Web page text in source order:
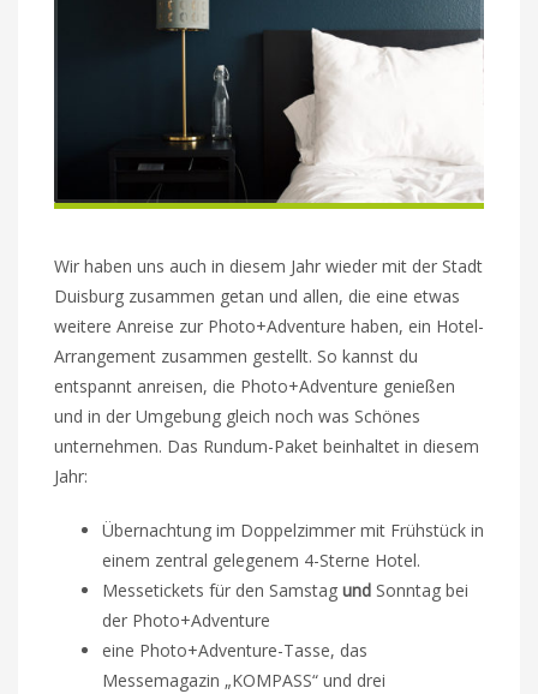
Wir haben uns auch in diesem Jahr wieder mit der Stadt
Duisburg zusammen getan und allen, die eine etwas
weitere Anreise zur Photo+Adventure haben, ein Hotel-
Arrangement zusammen gestellt. So kannst du
entspannt anreisen, die Photo+Adventure genießen
und in der Umgebung gleich noch was Schönes
unternehmen. Das Rundum-Paket beinhaltet in diesem
Jahr:
Übernachtung im Doppelzimmer mit Frühstück in
einem zentral gelegenem 4-Sterne Hotel.
Messetickets für den Samstag und Sonntag bei
der Photo+Adventure
eine Photo+Adventure-Tasse, das
Messemagazin „KOMPASS“ und drei